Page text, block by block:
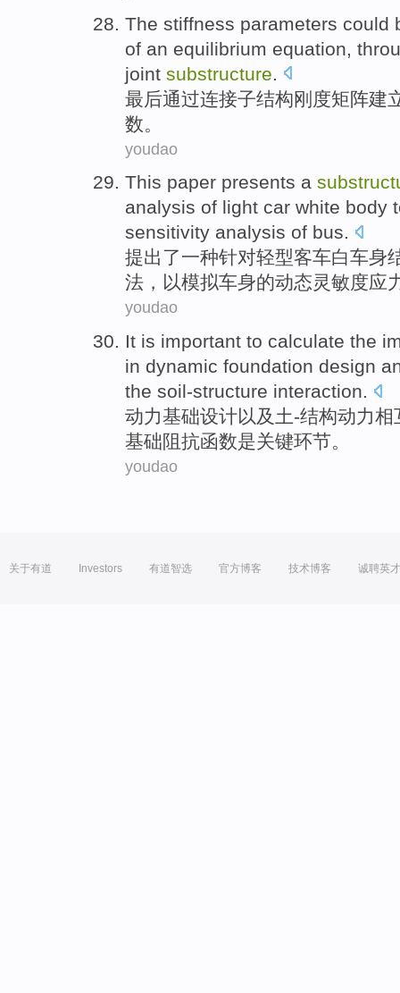
The stiffness parameters could
of an equilibrium equation
joint substructure
最后通过连接子结构刚度矩阵建
数 。
youdao
This paper presents a
analysis of light car white body
sensitivity analysis of bus.
提出了一种针对轻型客车白车身
法 ， 以模拟车身的动态灵敏度应
youdao
It is important to calculate the
in dynamic foundation design
the soil-structure interaction.
动力基础设计以及 土-结构动力相
基础阻抗函数是关键环节。
youdao
关于有道 Investors 有道智选 官方博客 技术博客 诚聘英才